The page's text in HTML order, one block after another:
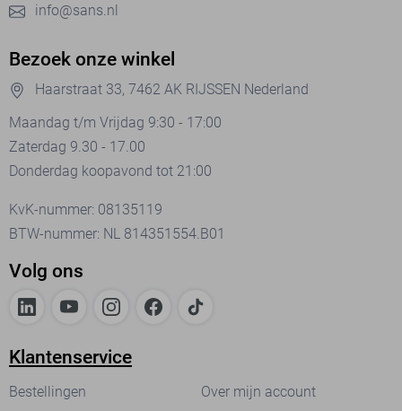
info@sans.nl
Bezoek onze winkel
Haarstraat 33, 7462 AK RIJSSEN Nederland
Maandag t/m Vrijdag 9:30 - 17:00
Zaterdag 9.30 - 17.00
Donderdag koopavond tot 21:00
KvK-nummer: 08135119
BTW-nummer: NL 814351554.B01
Volg ons
Klantenservice
Bestellingen
Over mijn account